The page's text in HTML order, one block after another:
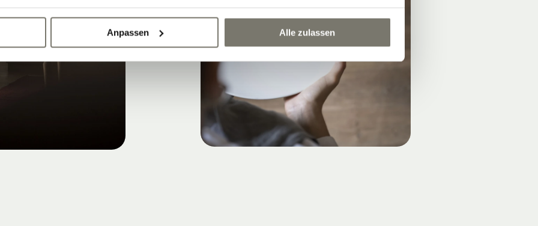
Anpassen Alle zulassen